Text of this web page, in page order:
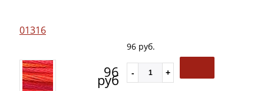
01316
96
руб
96 руб.